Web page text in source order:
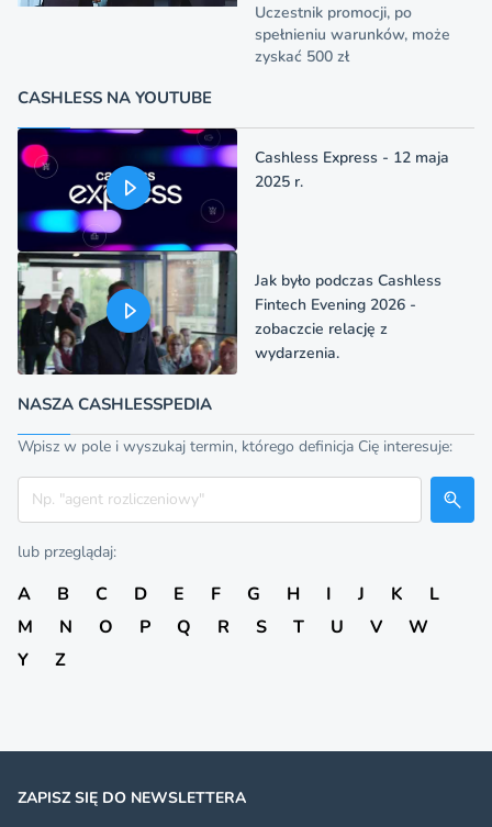
Uczestnik promocji, po
spełnieniu warunków, może
zyskać 500 zł
CASHLESS NA YOUTUBE
Cashless Express - 12 maja
2025 r.
Jak było podczas Cashless
Fintech Evening 2026 -
zobaczcie relację z
wydarzenia.
NASZA CASHLESSPEDIA
Wpisz w pole i wyszukaj termin, którego definicja Cię interesuje:
Szukaj
lub przeglądaj:
A B C D E F G H I J K
L
M
N O P Q R S T U V
W
Y
Z
ZAPISZ SIĘ DO NEWSLETTERA